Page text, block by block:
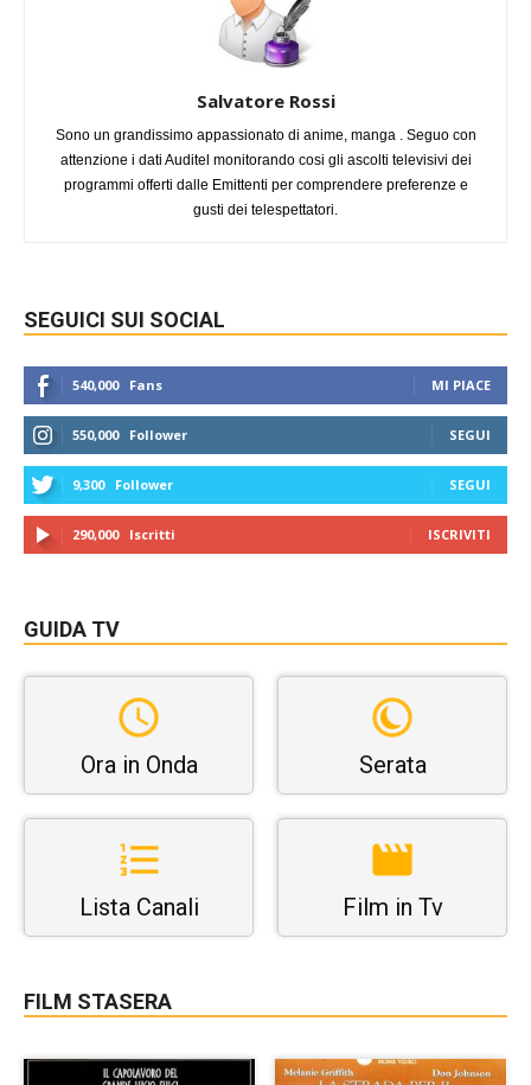
Salvatore Rossi
Sono un grandissimo appassionato di anime, manga . Seguo con
attenzione i dati Auditel monitorando cosi gli ascolti televisivi dei
programmi offerti dalle Emittenti per comprendere preferenze e
gusti dei telespettatori.
SEGUICI SUI SOCIAL
540,000 Fans MI PIACE
550,000 Follower SEGUI
9,300 Follower SEGUI
290,000 Iscritti ISCRIVITI
GUIDA TV
Ora in Onda Serata
Lista Canali Film in Tv
FILM STASERA